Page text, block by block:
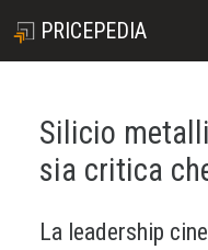
PRICEPEDIA
Silicio
sia critica
La leadership